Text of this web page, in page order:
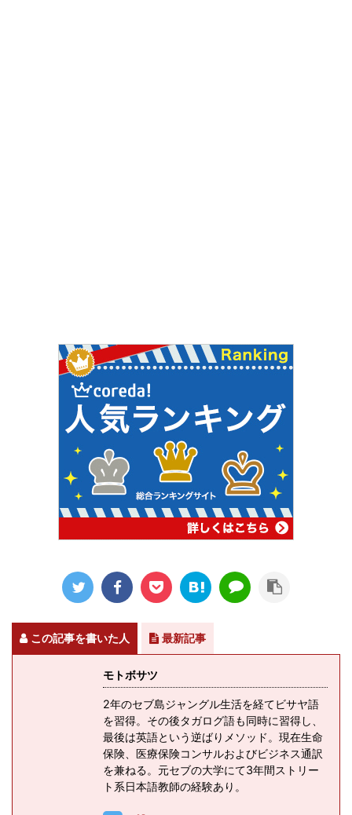
この記事を書いた人 最新記事
モトボサツ
2年のセブ島ジャングル生活を経てビサヤ語
を習得。その後タガログ語も同時に習得し、
最後は英語という逆ばりメソッド。現在生命
保険、医療保険コンサルおよびビジネス通訳
を兼ねる。元セブの大学にて3年間ストリー
ト系日本語教師の経験あり。